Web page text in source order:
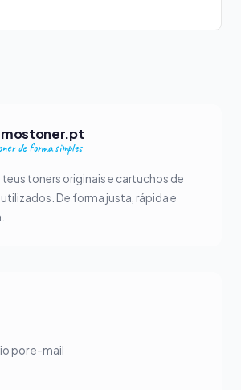
de forma simples
toners originais e cartuchos de
De forma justa, rápida e
por e-mail